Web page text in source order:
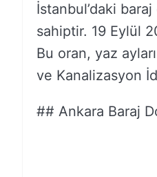
İstanbul’daki
sahiptir. 19 Eylül
Bu oran, yaz
ve Kanalizasyon
## Ankara Baraj